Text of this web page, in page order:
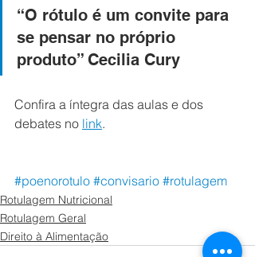
“O rótulo é um convite para
se pensar no próprio
produto” Cecilia Cury
Confira a íntegra das aulas e dos
debates no link.
#poenorotulo #convisario #rotulagem
Rotulagem Nutricional
Rotulagem Geral
Direito à Alimentação